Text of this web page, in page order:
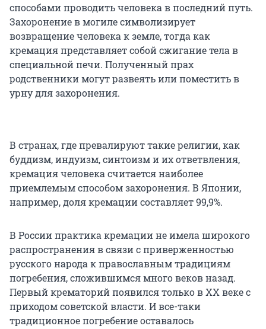
способами проводить человека в последний путь.
Захоронение в могиле символизирует
возвращение человека к земле, тогда как
кремация представляет собой сжигание тела в
специальной печи. Полученный прах
родственники могут развеять или поместить в
урну для захоронения.
В странах, где превалируют такие религии, как
буддизм, индуизм, синтоизм и их ответвления,
кремация человека считается наиболее
приемлемым способом захоронения. В Японии,
например, доля кремации составляет 99,9%.
В России практика кремации не имела широкого
распространения в связи с приверженностью
русского народа к православным традициям
погребения, сложившимся много веков назад.
Первый крематорий появился только в XX веке с
приходом советской власти. И все-таки
традиционное погребение оставалось